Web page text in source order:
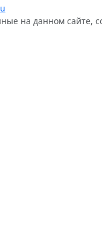
на данном сайте,